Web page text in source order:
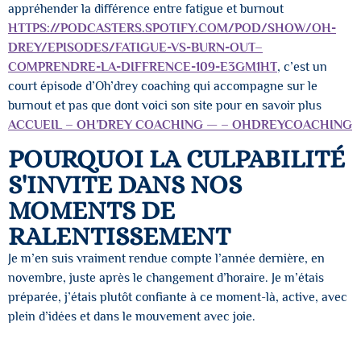
appréhender la différence entre fatigue et burnout
HTTPS://PODCASTERS.SPOTIFY.COM/POD/SHOW/OH-
DREY/EPISODES/FATIGUE-VS-BURN-OUT–
COMPRENDRE-LA-DIFFRENCE-109-E3GM1HT, c’est un
court épisode d’Oh’drey coaching qui accompagne sur le
burnout et pas que dont voici son site pour en savoir plus
ACCUEIL – OH’DREY COACHING — – OHDREYCOACHING
POURQUOI LA CULPABILITÉ
S'INVITE DANS NOS
MOMENTS DE
RALENTISSEMENT
Je m’en suis vraiment rendue compte l’année dernière, en
novembre, juste après le changement d’horaire. Je m’étais
préparée, j’étais plutôt confiante à ce moment-là, active, avec
plein d’idées et dans le mouvement avec joie.